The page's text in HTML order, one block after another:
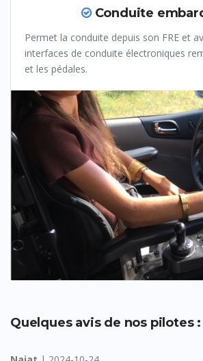
Conduite
Permet la conduite depuis son FRE et
interfaces de conduite électroniques
et les pédales.
Quelques avis de nos pilotes :